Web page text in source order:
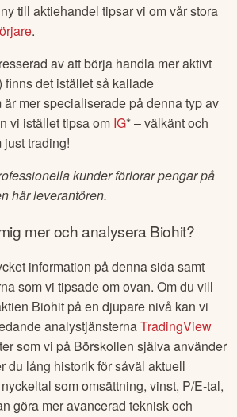
till aktiehandel tipsar vi om vår stora
.
av att börja handla mer aktivt
finns det istället så kallade
mer specialiserade på denna typ av
vi istället tipsa om IG* – välkänt och
trading!
kunder förlorar pengar på
här leverantören.
mer och analyseraBiohit?
information på denna sida samt
som vi tipsade om ovan. Om du vill
Biohit på en djupare nivå kan vi
analystjänsternaTradingView
som vi på Börskollen själva använder
du lång historik för såväl aktuell
som omsättning, vinst, P/E-tal,
göra mer avancerad teknisk och